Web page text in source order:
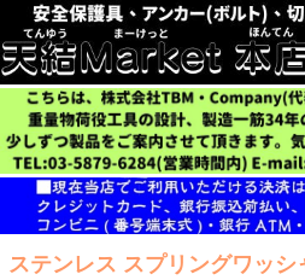
ステンレス スプリングワッ